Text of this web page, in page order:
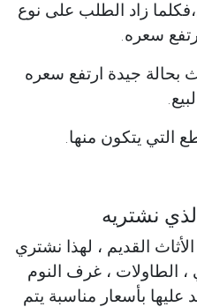
زاد الطلب على نوع
سعره.
بحالة جيدة ارتفع سعره
التي يتكون منها.
نشتريه
القديم ، لهذا نشتري
الطاولات ، غرف النوم
عليها بأسعار مناسبة يتم